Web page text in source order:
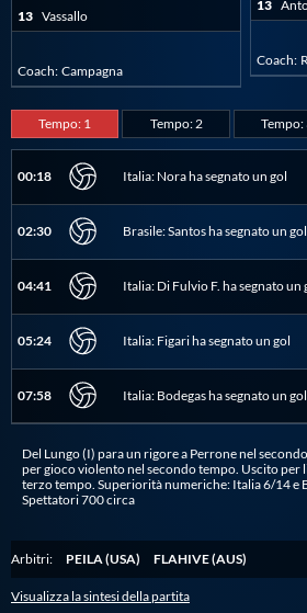
Centri Federali
Area Legislativa
Protezione Civile
Qualità
Sostenibilità
Privacy
Cookie Policy
Archivio News
Flash News
13 Vassallo
Coach: Campagna
13
Coach:
Tempo: 1 Tempo: 2 Tempo:
00:18 Italia: Nora ha segnato un gol
02:30 Brasile: Santos ha segnato un gol
04:41 Italia: Di Fulvio F. ha segnato un
05:24 Italia: Figari ha segnato un gol
07:58 Italia: Bodegas ha segnato un gol
Del Lungo (I) para un rigore a Perrone nel
per gioco violento nel secondo tempo. Uscito per limite di falli Figari (I) nel
terzo tempo. Superiorità numeriche: Italia 6/14 e
Spettatori 700 circa
Arbitri: PEILA (USA) FLAHIVE (AUS)
Visualizza la sintesi della partita